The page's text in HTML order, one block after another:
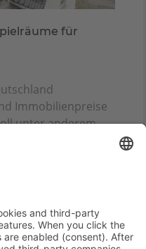
für
Immobilienpreise
unter anderem